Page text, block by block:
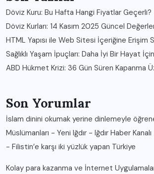
Döviz Kuru: Bu Hafta Hangi Fiyatlar Geçerli?
Döviz Kurları: 14 Kasım 2025 Güncel
HTML Yapısı ile Web Sitesi İçeriğine Erişim
Sağlıklı Yaşam İpuçları: Daha İyi Bir Hayat
ABD Hükmet Krizi: 36 Gün Süren Kapanma
Son Yorumlar
İslam dinini okumak yerine dinlemeyle
Müslümanları - Yeni Iğdır - Iğdır Haber Kanalı
- Filistin’e karşı iki yüzlük yapan Türkiye
Kolay para kazanma ve İnternet